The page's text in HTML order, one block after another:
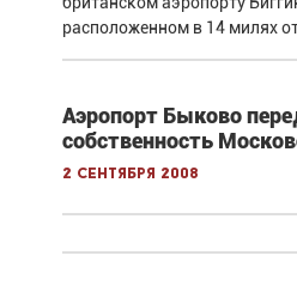
расположенном в 14 милях
Аэропорт Быково
собственность
2 сентября 2008